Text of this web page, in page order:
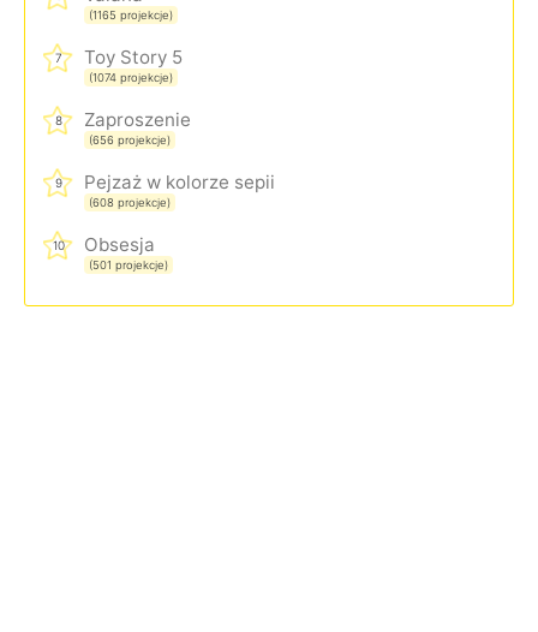
(1165 projekcje)
7 Toy Story 5
(1074 projekcje)
8 Zaproszenie
(656 projekcje)
9 Pejzaż w kolorze sepii
(608 projekcje)
10 Obsesja
(501 projekcje)